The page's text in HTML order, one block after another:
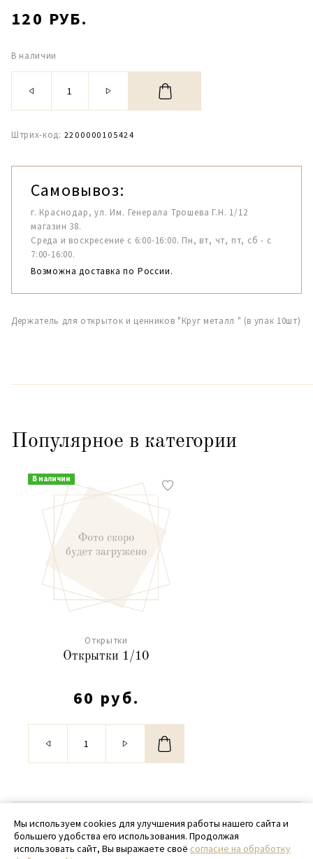
120 РУБ.
В наличии
Штрих-код: 2200000105424
Самовывоз:
г. Краснодар, ул. Им. Генерала Трошева Г.Н. 1/12
магазин 38.
Среда и воскресение с 6:00-16:00. Пн, вт, чт, пт, сб - с
7:00-16:00.
Возможна доставка по России.
Держатель для открыток и ценников "Круг металл " (в упак 10шт)
Популярное в категории
В наличии
Открытки
Открытки 1/10
60 руб.
© 2020 - 2026 SamPack
+ 7 (918) 699-97-87
Мы используем cookies для улучшения работы нашего сайта и
большего удобства его использования. Продолжая
использовать сайт, Вы выражаете своё согласие на обработку